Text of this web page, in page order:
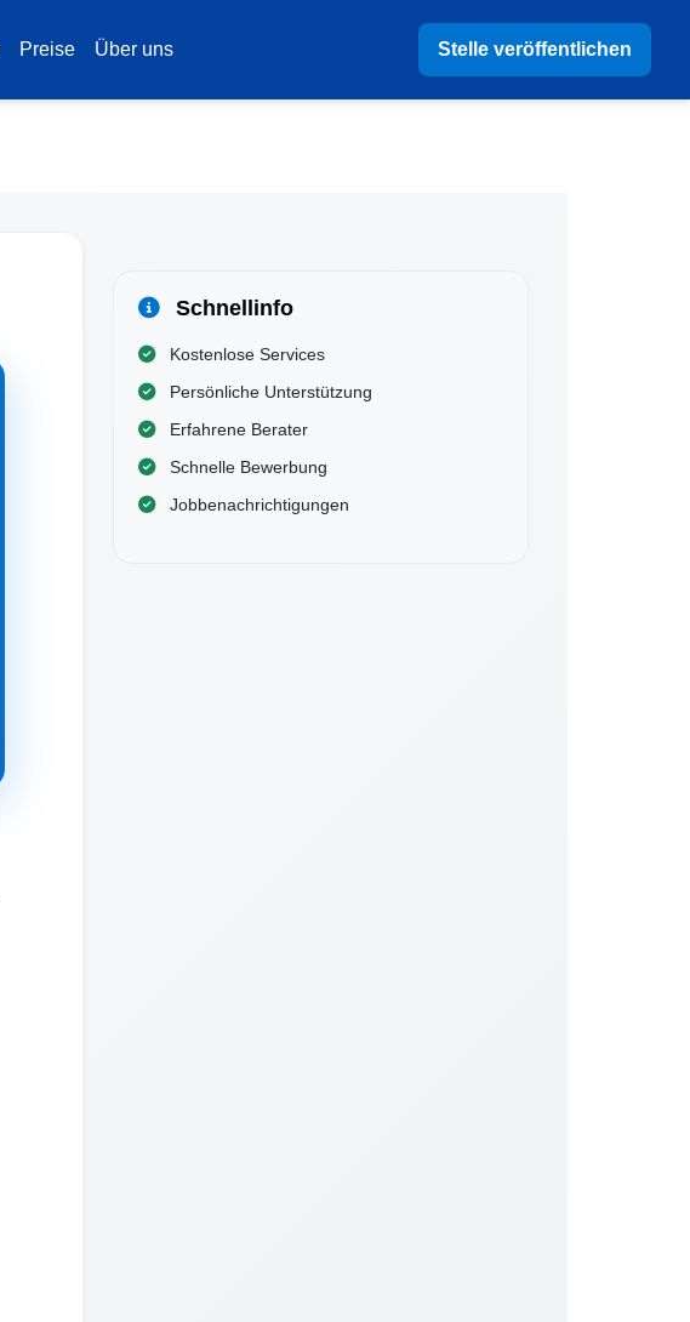
Preise Über uns Stelle veröffentlichen
Schnellinfo
Kostenlose Services
Persönliche Unterstützung
Erfahrene Berater
Schnelle Bewerbung
Jobbenachrichtigungen